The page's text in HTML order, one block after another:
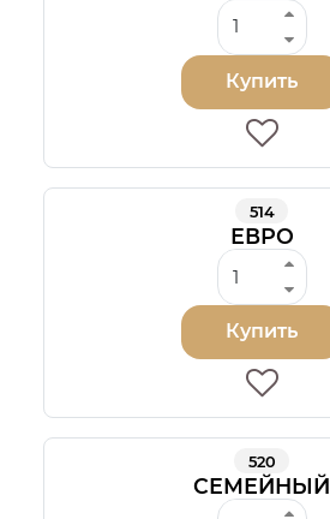
Купить
514
ЕВРО
Купить
520
СЕМЕЙНЫЙ